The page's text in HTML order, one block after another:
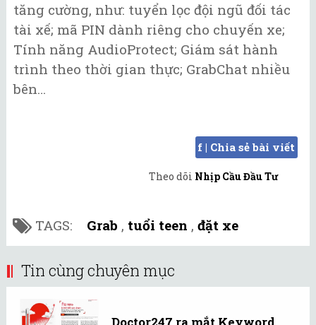
tăng cường, như: tuyển lọc đội ngũ đối tác
tài xế; mã PIN dành riêng cho chuyến xe;
Tính năng AudioProtect; Giám sát hành
trình theo thời gian thực; GrabChat nhiều
bên…
f | Chia sẻ bài viết
Theo dõi Nhịp Cầu Đầu Tư
TAGS: Grab , tuổi teen , đặt xe
Tin cùng chuyên mục